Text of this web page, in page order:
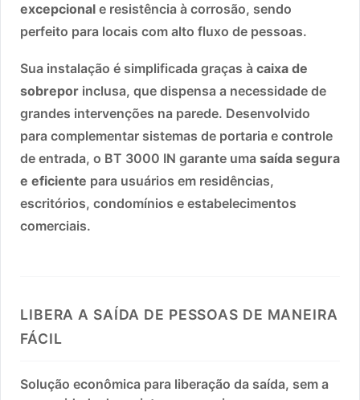
excepcional e resistência à corrosão, sendo
perfeito para locais com alto fluxo de pessoas.
Sua instalação é simplificada graças à caixa de
sobrepor inclusa, que dispensa a necessidade de
grandes intervenções na parede. Desenvolvido
para complementar sistemas de portaria e controle
de entrada, o BT 3000 IN garante uma saída segura
e eficiente para usuários em residências,
escritórios, condomínios e estabelecimentos
comerciais.
LIBERA A SAÍDA DE PESSOAS DE MANEIRA
FÁCIL
Solução econômica para liberação da saída, sem a